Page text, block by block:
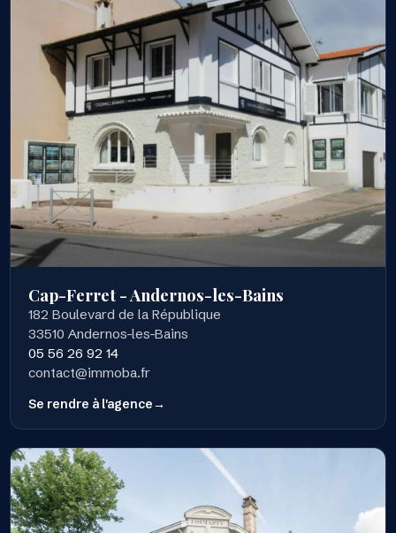
Cap-Ferret - Andernos-les-Bains
182 Boulevard de la République
33510 Andernos-les-Bains
05 56 26 92 14
contact@immoba.fr
Se rendre à l'agence